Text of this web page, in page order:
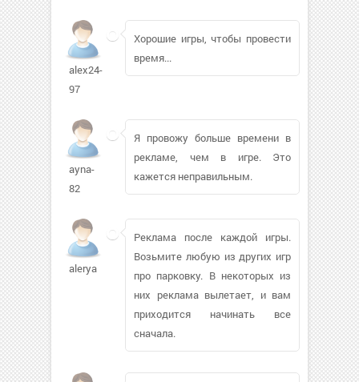
alex24-
97
Хорошие игры, чтобы провести
время...
ayna-
82
Я провожу больше времени в
рекламе, чем в игре. Это
кажется неправильным.
alerya
Реклама после каждой игры.
Возьмите любую из других игр
про парковку. В некоторых из
них реклама вылетает, и вам
приходится начинать все
сначала.